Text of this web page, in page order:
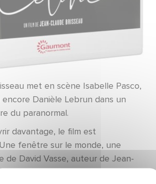
met en scène Isabelle Pasco,
encore Danièle Lebrun dans un
du paranormal.
davantage, le film est
fenêtre sur le monde, une
de David Vasse, auteur de Jean-
entre deux infinis.